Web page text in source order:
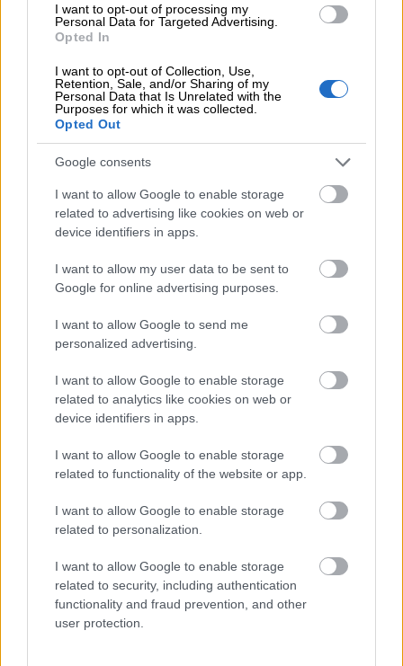
I want to opt-out of processing my
Personal Data for Targeted Advertising.
Opted In
I want to opt-out of Collection, Use,
Retention, Sale, and/or Sharing of my
Personal Data that Is Unrelated with the
Purposes for which it was collected.
Opted Out
Google consents
I want to allow Google to enable storage
related to advertising like cookies on web or
device identifiers in apps.
I want to allow my user data to be sent to
Google for online advertising purposes.
I want to allow Google to send me
personalized advertising.
I want to allow Google to enable storage
related to analytics like cookies on web or
device identifiers in apps.
I want to allow Google to enable storage
related to functionality of the website or app.
I want to allow Google to enable storage
related to personalization.
I want to allow Google to enable storage
related to security, including authentication
functionality and fraud prevention, and other
user protection.
Ulkoista laskusi perintä
Finago Isoltan avulla
Perintäpalvelu säästää työaikaasi,
töihin.
Ominaisuudet